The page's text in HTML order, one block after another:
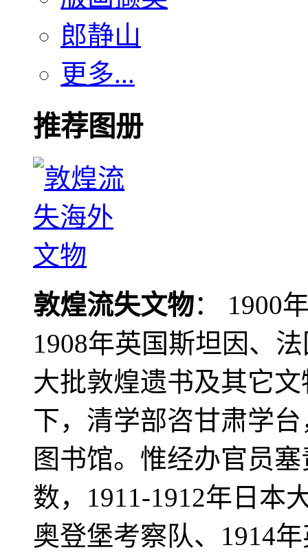
郎静山
更多...
推荐图册
敦煌流失文物： 1900
1908年英国斯坦因、
大批敦煌遗书及其它
下，清学部咨甘肃学
图书馆。惟经办官员
数，1911-1912年日本
奥登堡考察队、1914